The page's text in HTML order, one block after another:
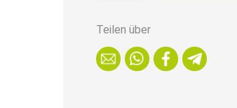
|
64x64
cm
Teilen über